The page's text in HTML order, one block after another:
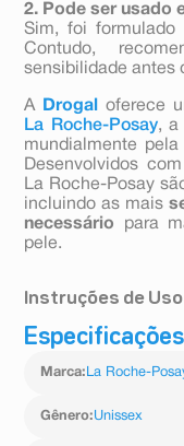
2. Pode ser usado
Sim, foi formulado
Contudo,
sensibilidade antes
A Drogal
oferece
La Roche-Posay, a
mundialmente pela
Desenvolvidos
La Roche-Posay
incluindo as mais
necessário para
pele.
Instruções de Uso
Quantidade: 2 a 3
Onde: Faca,
olhos. Utilizar
Especificações
Marca:La Roche-
Gênero:Unissex